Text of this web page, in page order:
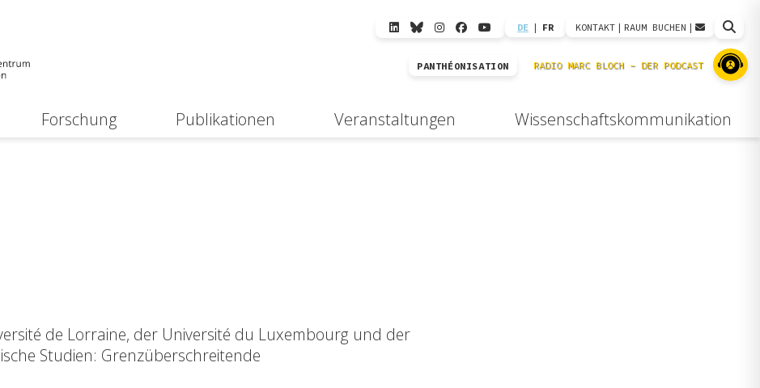
DE | FR KONTAKT | RAUM BUCHEN |
PANTHÉONISATION
Forschung Publikationen Veranstaltungen Wissenschaftskommunikation
de Lorraine, der Université du Luxembourg und der
Studien: Grenzüberschreitende